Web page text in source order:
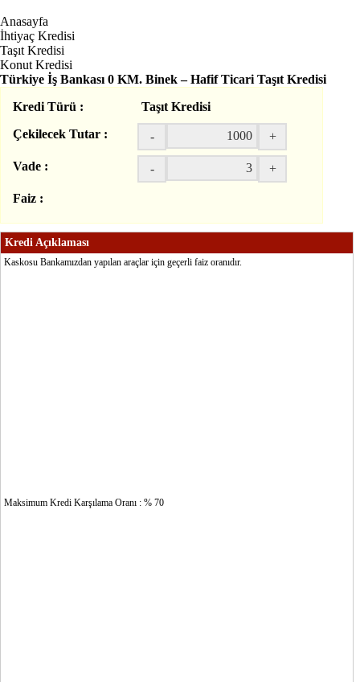
Anasayfa
İhtiyaç Kredisi
Taşıt Kredisi
Konut Kredisi
Türkiye İş Bankası 0 KM. Binek – Hafif Ticari Taşıt Kredisi
Kredi Türü :
Taşıt Kredisi
Çekilecek Tutar :
- +
Vade : - +
Faiz :
Kredi Açıklaması
Kaskosu Bankamızdan yapılan araçlar için geçerli faiz oranıdır.
Maksimum Kredi Karşılama Oranı : % 70